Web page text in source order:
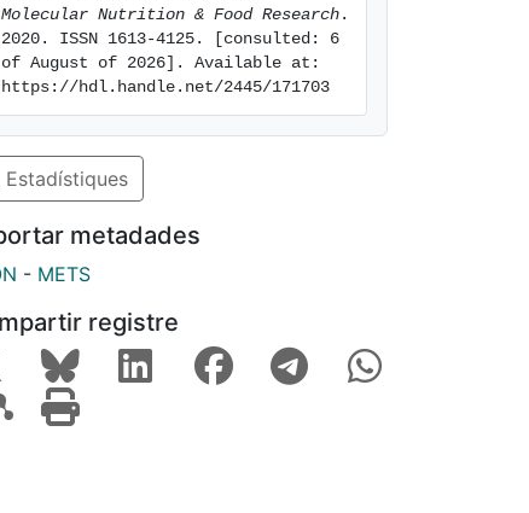
Molecular Nutrition & Food Research .
2020. ISSN 1613-4125. [consulted: 6
of August of 2026]. Available at:
https://hdl.handle.net/2445/171703
Estadístiques
metadades
- METS
registre